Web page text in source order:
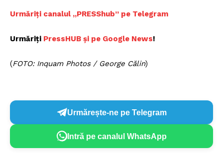
Urmăriți canalul „PRESShub” pe Telegram
Urmăriți PressHUB și pe Google News!
(FOTO: Inquam Photos / George Călin)
Urmărește-ne pe Telegram
Intră pe canalul WhatsApp